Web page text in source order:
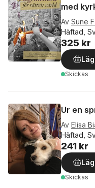
med
Av Sune
Häftad,
325 kr
Skickas
Ur en
Av Elisa
Häftad,
241 kr
Skickas